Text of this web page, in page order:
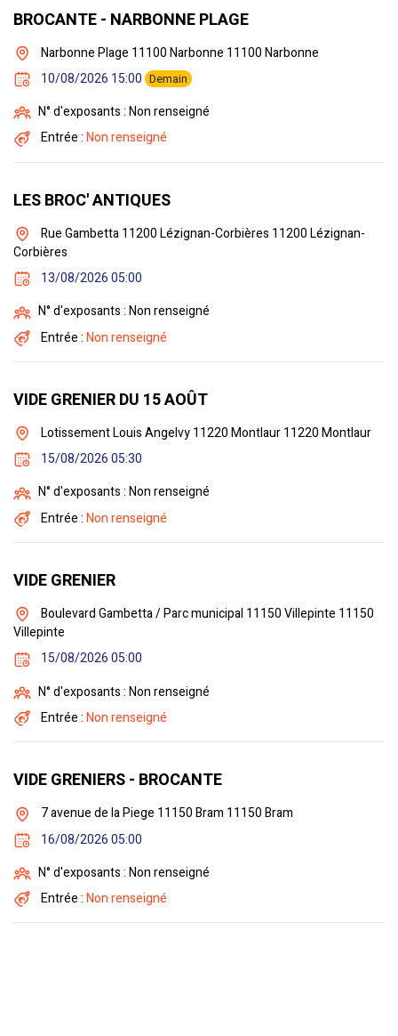
BROCANTE - NARBONNE PLAGE
Narbonne Plage 11100 Narbonne 11100 Narbonne
10/08/2026 15:00 Demain
N° d'exposants : Non renseigné
Entrée :Non renseigné
LES BROC' ANTIQUES
Rue Gambetta 11200 Lézignan-Corbières 11200 Lézignan-
Corbières
13/08/2026 05:00
N° d'exposants : Non renseigné
Entrée :Non renseigné
VIDE GRENIER DU 15 AOÛT
Lotissement Louis Angelvy 11220 Montlaur 11220 Montlaur
15/08/2026 05:30
N° d'exposants : Non renseigné
Entrée :Non renseigné
VIDE GRENIER
Boulevard Gambetta / Parc municipal 11150 Villepinte 11150
Villepinte
15/08/2026 05:00
N° d'exposants : Non renseigné
Entrée :Non renseigné
VIDE GRENIERS - BROCANTE
7 avenue de la Piege 11150 Bram 11150 Bram
16/08/2026 05:00
N° d'exposants : Non renseigné
Entrée :Non renseigné